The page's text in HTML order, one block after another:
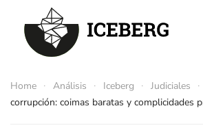
Skip to main content
Home Análisis Iceberg Judiciales
corrupción: coimas baratas y complicidades